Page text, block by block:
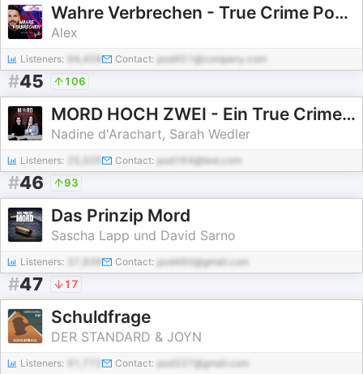
Wahre Verbrechen - True Crime Podcast
Alex
Listeners: 94,409 Contact: pod451@company.com
#45 106
MORD HOCH ZWEI - Ein True Crime Podcast
Nadine d'Arachart, Sarah Wedler
Listeners: Contact: pod164@test.com
#46 93
Das Prinzip Mord
Sascha Lapp und David Sarno
Listeners: Contact: pod460@gmail.com
#47 17
Schuldfrage
DER STANDARD & JOYN
Listeners: Contact: pod337@gmail.com